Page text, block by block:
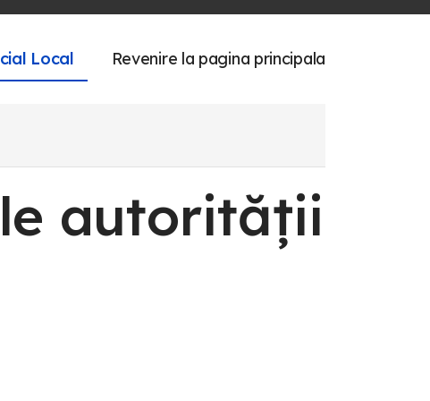
Local Revenire la pagina principala
autorității